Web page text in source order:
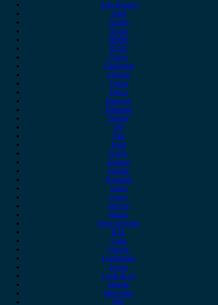
Alfa Romeo
Audi
Austin
Acura
BMW
BYD
Chery
Chevrolet
Citroen
Cupra
Dacia
Daewoo
Daihatsu
Dodge
DS
Fiat
Ford
Geely
Gonow
Honda
Hyundai
Isuzu
iveco
Jaecoo
Jaguar
Jeep Chrysler
KIA
Lada
Lancia
Leapmotor
Lexus
Lynk & co
Mazda
Mercedes
MG